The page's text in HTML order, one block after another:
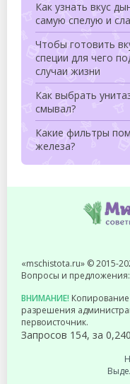
Как узнать вкус
самую спелую и
Чтобы готовить
специи для чего
случаи жизни
Как выбрать
смывал?
Какие фильтры
железа?
«mschistota.ru» © 2015-
Вопросы и предложения:
ВНИМАНИЕ!
разрешения
первоисточник.
Запросов 154, за